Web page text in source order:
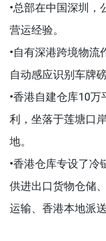
•总部在中国深圳
营运经验。
•自有深港跨境物
自动感应识别车牌
•香港自建仓库10
利，坐落于莲塘口
地。
•香港仓库专设了冷
供进出口货物仓储
运输、香港本地派